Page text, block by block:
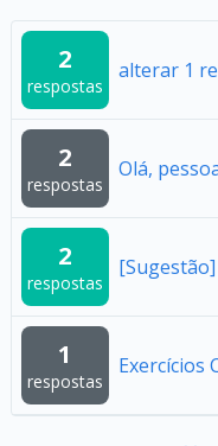
2
respostas
alterar 1
2
respostas
Olá,
2
respostas
1
respostas
Exercícios